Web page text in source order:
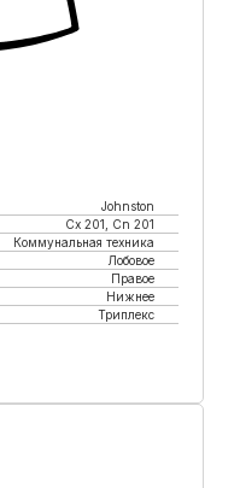
Johnston
Cx 201, Cn 201
Коммунальная техника
Лобовое
Правое
Нижнее
Триплекс